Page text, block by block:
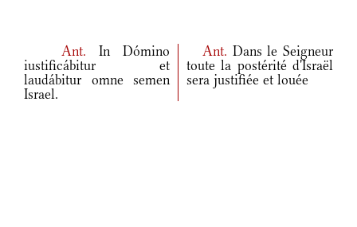
Ant.In Dómino
iustificábitur et
laudábitur omne semen
Israel.
Ant. Dans le Seigneur
toute la postérité d'Israël
sera justifiée et louée